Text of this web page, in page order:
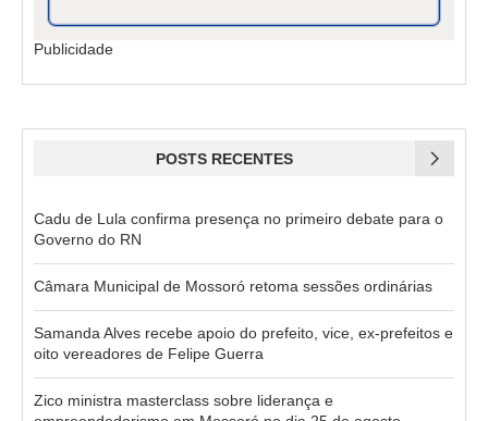
Publicidade
POSTS RECENTES
Cadu de Lula confirma presença no primeiro debate para o
Governo do RN
Câmara Municipal de Mossoró retoma sessões ordinárias
Samanda Alves recebe apoio do prefeito, vice, ex-prefeitos e
oito vereadores de Felipe Guerra
Zico ministra masterclass sobre liderança e